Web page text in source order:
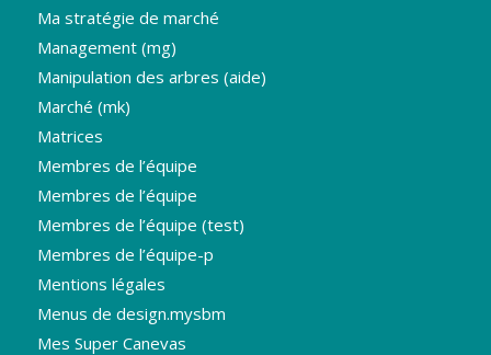
Ma stratégie de marché
Management (mg)
Manipulation des arbres (aide)
Marché (mk)
Matrices
Membres de l’équipe
Membres de l’équipe
Membres de l’équipe (test)
Membres de l’équipe-p
Mentions légales
Menus de design.mysbm
Mes Super Canevas